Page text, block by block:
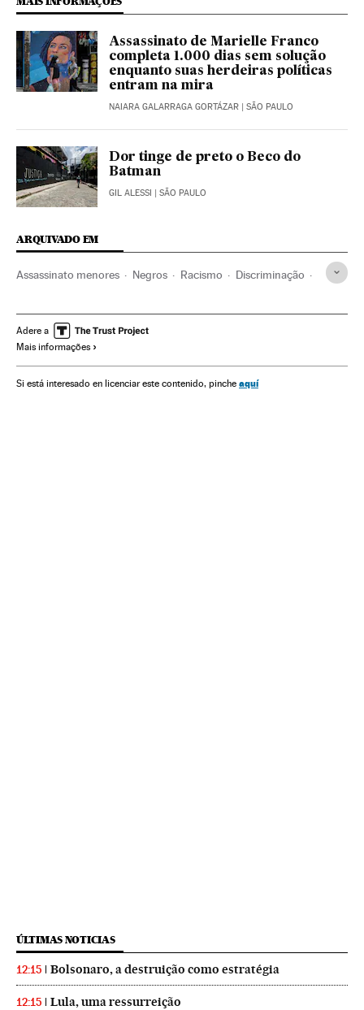
Assassinato de Marielle Franco
completa 1.000 dias sem solução
enquanto suas herdeiras políticas
entram na mira
NAIARA GALARRAGA GORTÁZAR | SÃO PAULO
Dor tinge de preto o Beco do
Batman
GIL ALESSI | SÃO PAULO
ARQUIVADO EM
Assassinato menores Negros Racismo Discriminação
Desigualdade econômica
Estatuto Criança Adolescente
Adere a
Mais informações
Si está interesado en licenciar este contenido, pinche aquí
ÚLTIMAS NOTICIAS
12:15 Bolsonaro, a destruição como estratégia
12:15 Lula, uma ressurreição